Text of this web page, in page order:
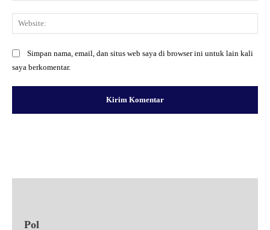
Simpan nama, email, dan situs web saya di browser ini untuk lain kali
saya berkomentar.
Pol